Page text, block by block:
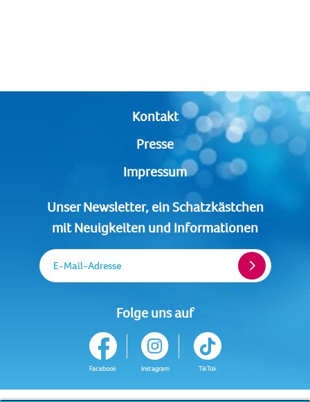
Kontakt
Presse
Impressum
Unser Newsletter, ein Schatzkästchen
mit Neuigkeiten und Informationen
E-Mail-Adresse
Folge uns auf
Facebook Instagram TikTok